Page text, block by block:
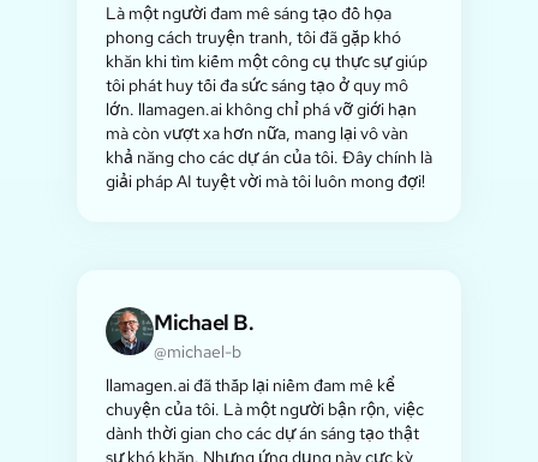
Là một người đam mê sáng tạo đồ họa
phong cách truyện tranh, tôi đã gặp khó
khăn khi tìm kiếm một công cụ thực sự giúp
tôi phát huy tối đa sức sáng tạo ở quy mô
lớn. llamagen.ai không chỉ phá vỡ giới hạn
mà còn vượt xa hơn nữa, mang lại vô vàn
khả năng cho các dự án của tôi. Đây chính là
giải pháp AI tuyệt vời mà tôi luôn mong đợi!
Michael B.
@michael-b
llamagen.ai đã thắp lại niềm đam mê kể
chuyện của tôi. Là một người bận rộn, việc
dành thời gian cho các dự án sáng tạo thật
sự khó khăn. Nhưng ứng dụng này cực kỳ